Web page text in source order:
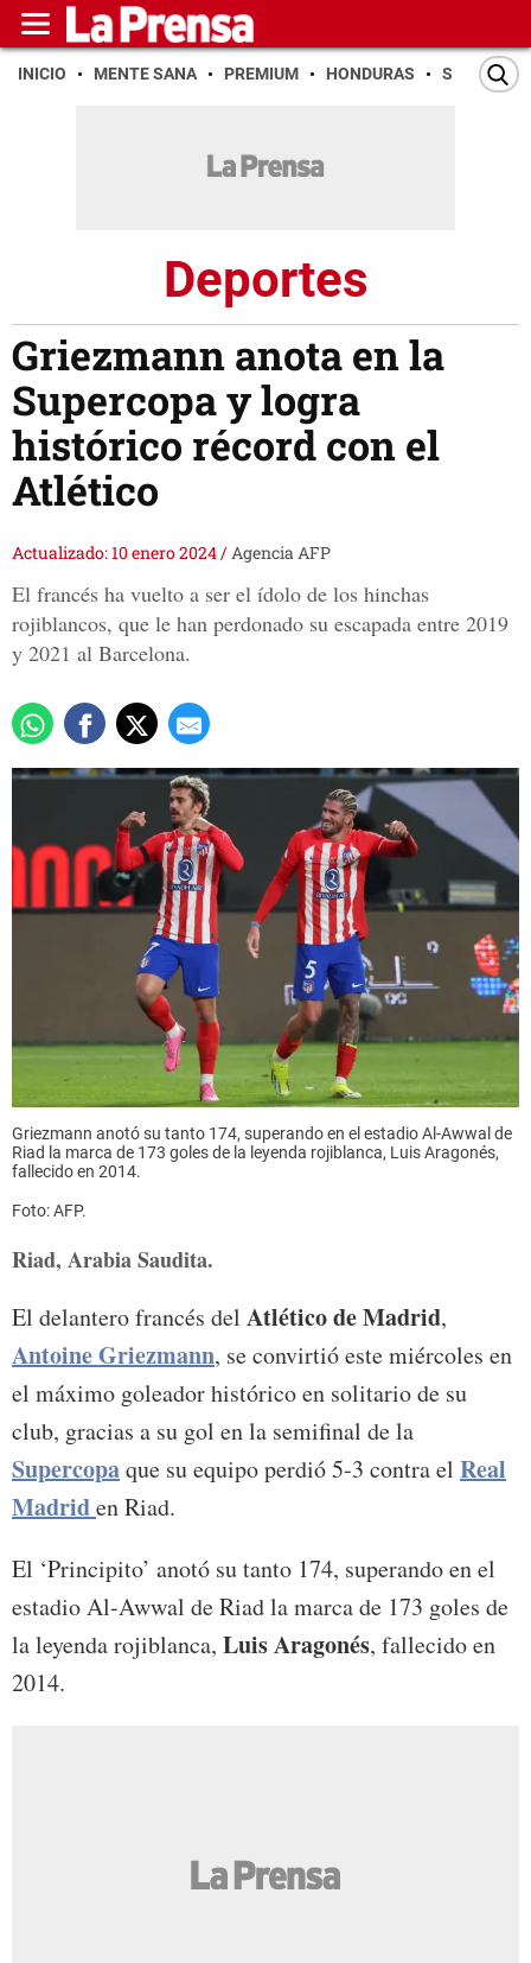
INICIO MENTE SANA PREMIUM HONDURAS SAN PEDRO
Deportes
Griezmann anota en la
Supercopa y logra
histórico récord con el
Atlético
Actualizado: 10 enero 2024/Agencia AFP
El francés ha vuelto a ser el ídolo de los hinchas
rojiblancos, que le han perdonado su escapada entre 2019
y 2021 al Barcelona.
Griezmann anotó su tanto 174, superando en el estadio Al-Awwal de
Riad la marca de 173 goles de la leyenda rojiblanca, Luis Aragonés,
fallecido en 2014.
Foto: AFP.
Riad, Arabia Saudita.
El delantero francés del Atlético de Madrid,
Antoine Griezmann, se convirtió este miércoles en
el máximo goleador histórico en solitario de su
club, gracias a su gol en la semifinal de la
Supercopaque su equipo perdió 5-3 contra el Real
Madriden Riad.
El ‘Principito’ anotó su tanto 174, superando en el
estadio Al-Awwal de Riad la marca de 173 goles de
la leyenda rojiblanca, Luis Aragonés, fallecido en
2014.